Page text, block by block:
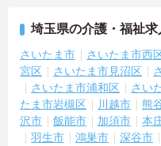
埼玉県の介護・福祉
さいたま市 さいたま市西
宮区
さいたま市見沼区
さいたま市浦和区
さい
たま市岩槻区
川越市 熊
沢市
飯能市 加須市 本
羽生市
鴻巣市 深谷市